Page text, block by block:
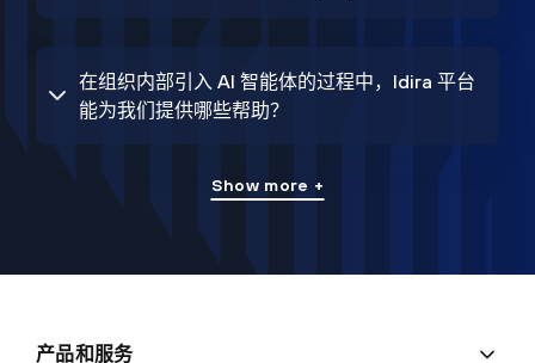
在组织内部引入 AI 智能体的过程中，Idira 平台
能为我们提供哪些帮助？
Show more +
产品和服务